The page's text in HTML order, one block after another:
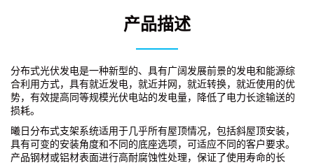
产品描述
分布式光伏发电是一种新型的、具有广阔发展前景的发电和能源综
合利用方式，具有就近发电，就近并网，就近转换，就近使用的优
势，有效提高同等规模光伏电站的发电量，降低了电力长途输送的
损耗。
曦日分布式支架系统适用于几乎所有屋顶情况，包括斜屋顶安装，
具有可变的安装角度和不同的底座选项，可适应不同的客户要求。
产品钢材或铝材表面进行高耐腐蚀性处理，保证了使用寿命的长